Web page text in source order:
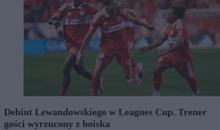
Debiut Lewandowskiego w Leagues Cup. Trener
gości wyrzucony z boiska